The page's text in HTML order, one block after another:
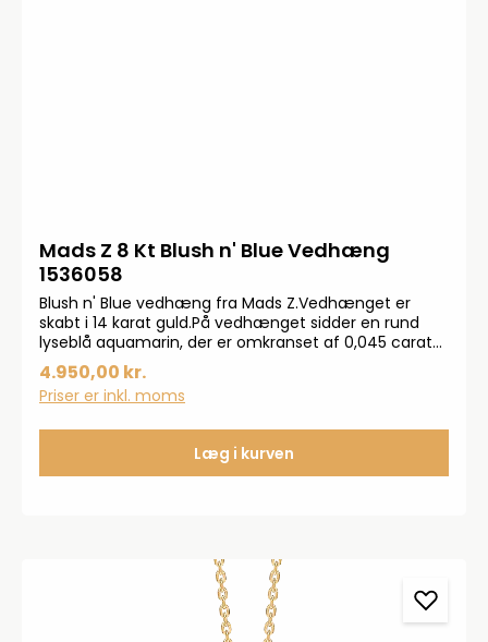
Mads Z 8 Kt Blush n' Blue Vedhæng
1536058
Blush n' Blue vedhæng fra Mads Z.Vedhænget er
skabt i 14 karat guld.På vedhænget sidder en rund
lyseblå aquamarin, der er omkranset af 0,045 carat
brillantslebne diamanter W.SI.Mål: 6 mm.
4.950,00 kr.
Priser er inkl. moms
Læg i kurven